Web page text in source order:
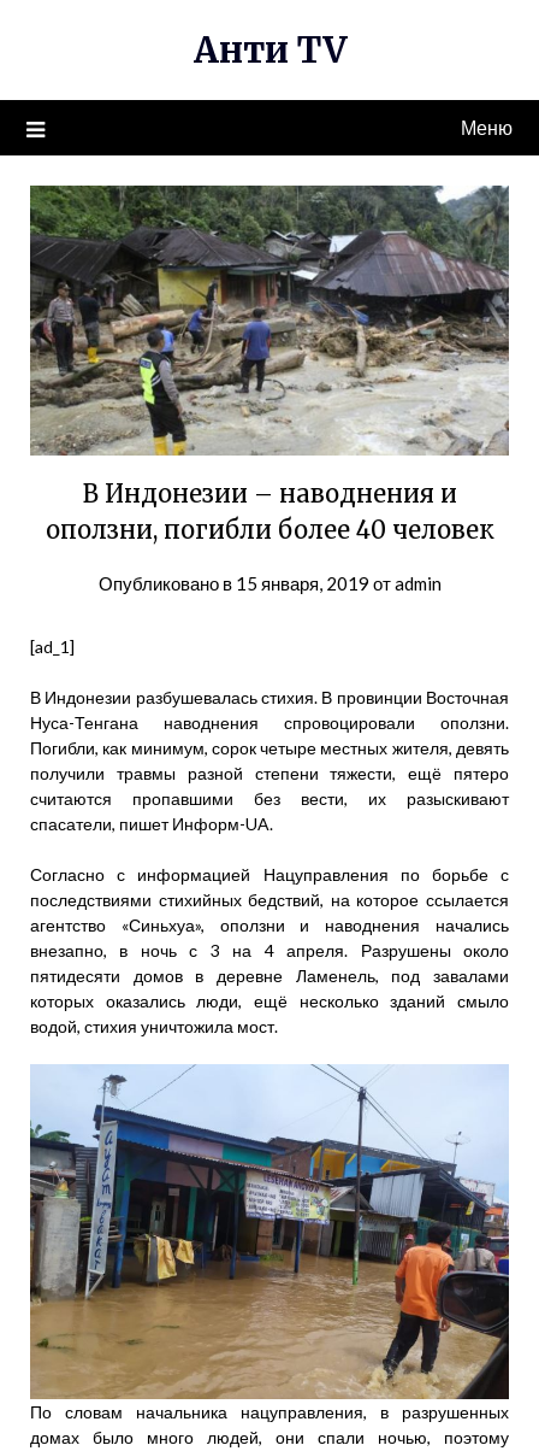
Анти TV
Меню
В Индонезии – наводнения и
оползни, погибли более 40 человек
Опубликовано в 15 января, 2019 отadmin
[ad_1]
В Индонезии разбушевалась стихия. В провинции Восточная
Нуса-Тенгана наводнения спровоцировали оползни.
Погибли, как минимум, сорок четыре местных жителя, девять
получили травмы разной степени тяжести, ещё пятеро
считаются пропавшими без вести, их разыскивают
спасатели, пишет Информ-UA.
Согласно с информацией Нацуправления по борьбе с
последствиями стихийных бедствий, на которое ссылается
агентство «Синьхуа», оползни и наводнения начались
внезапно, в ночь с 3 на 4 апреля. Разрушены около
пятидесяти домов в деревне Ламенель, под завалами
которых оказались люди, ещё несколько зданий смыло
водой, стихия уничтожила мост.
По словам начальника нацуправления, в разрушенных
домах было много людей, они спали ночью, поэтому